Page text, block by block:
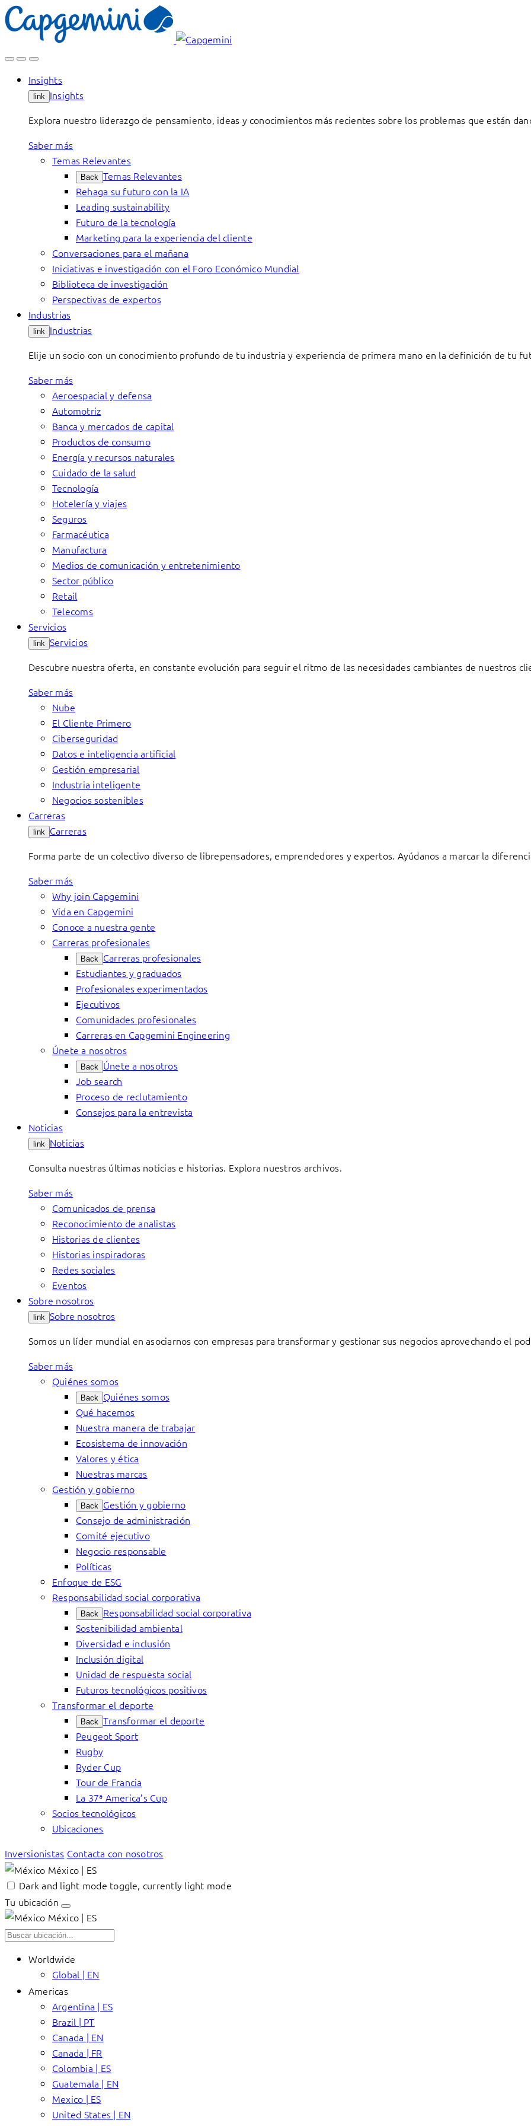
Skip
to
Insights
link Insights
Explora nuestro liderazgo de pensamiento, ideas y conocimientos más recientes sobre los problemas que están
Saber más
Temas Relevantes
Back Temas Relevantes
Rehaga su futuro con la IA
Leading sustainability
Futuro de la tecnología
Marketing para la experiencia del cliente
Conversaciones para el mañana
Iniciativas e investigación con el Foro Económico Mundial
Biblioteca de investigación
Perspectivas de expertos
Industrias
link Industrias
Elije un socio con un conocimiento profundo de tu industria y experiencia de primera mano en la definición de tu
Saber más
Aeroespacial y defensa
Automotriz
Banca y mercados de capital
Productos de consumo
Energía y recursos naturales
Cuidado de la salud
Tecnología
Hotelería y viajes
Seguros
Farmacéutica
Manufactura
Medios de comunicación y entretenimiento
Sector público
Retail
Telecoms
Servicios
link Servicios
Descubre nuestra oferta, en constante evolución para seguir el ritmo de las necesidades cambiantes de nuestros
Saber más
Nube
El Cliente Primero
Ciberseguridad
Datos e inteligencia artificial
Gestión empresarial
Industria inteligente
Negocios sostenibles
Carreras
link Carreras
Forma parte de un colectivo diverso de librepensadores, emprendedores y expertos. Ayúdanos a marcar la
Saber más
Why join Capgemini
Vida en Capgemini
Conoce a nuestra gente
Carreras profesionales
Back Carreras profesionales
Estudiantes y graduados
Profesionales experimentados
Ejecutivos
Comunidades profesionales
Carreras en Capgemini Engineering
Únete a nosotros
Back Únete a nosotros
Job search
Proceso de reclutamiento
Consejos para la entrevista
Noticias
link Noticias
Consulta nuestras últimas noticias e historias. Explora nuestros archivos.
Saber más
Comunicados de prensa
Reconocimiento de analistas
Historias de clientes
Historias inspiradoras
Redes sociales
Eventos
Sobre nosotros
link Sobre nosotros
Somos un líder mundial en asociarnos con empresas para transformar y gestionar sus negocios aprovechando el
Saber más
Quiénes somos
Back Quiénes somos
Qué hacemos
Nuestra manera de trabajar
Ecosistema de innovación
Valores y ética
Nuestras marcas
Gestión y gobierno
Back Gestión y gobierno
Consejo de administración
Comité ejecutivo
Negocio responsable
Políticas
Enfoque de ESG
Responsabilidad social corporativa
Back Responsabilidad social corporativa
Sostenibilidad ambiental
Diversidad e inclusión
Inclusión digital
Unidad de respuesta social
Futuros tecnológicos positivos
Transformar el deporte
Back Transformar el deporte
Peugeot Sport
Rugby
Ryder Cup
Tour de Francia
La 37ª America’s Cup
Socios tecnológicos
Ubicaciones
Inversionistas Contacta con nosotros
México | ES
Dark and light mode toggle, currently light mode
Tu ubicación
México | ES
Worldwide
Global | EN
Americas
Argentina | ES
Brazil | PT
Canada | EN
Canada | FR
Colombia | ES
Guatemala | EN
Mexico | ES
United States | EN